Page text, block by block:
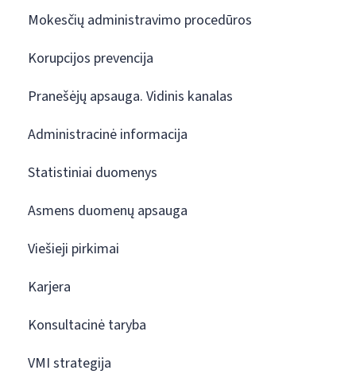
Mokesčių administravimo procedūros
Korupcijos prevencija
Pranešėjų apsauga. Vidinis kanalas
Administracinė informacija
Statistiniai duomenys
Asmens duomenų apsauga
Viešieji pirkimai
Karjera
Konsultacinė taryba
VMI strategija